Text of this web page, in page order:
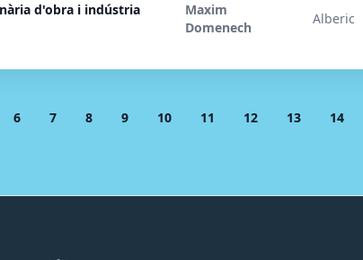
d'obra i indústria
Maxim
Domenech
Alberic
6 7 8 9 10 11 12 13 14